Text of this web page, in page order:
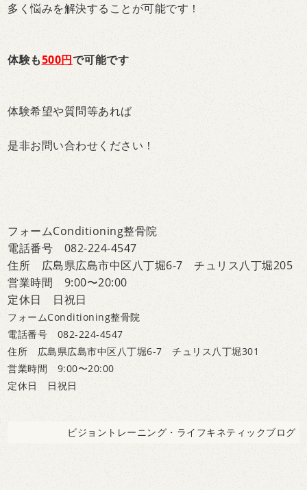
多く悩みを解決することが可能です！
体験も500円で可能です
体験希望や質問等あれば
是非お問い合わせください！
フォームConditioning整骨院
電話番号 082-224-4547
住所 広島県広島市中区八丁堀6-7 チュリス八丁堀205
営業時間 9:00〜20:00
定休日 日祝日
フォームConditioning整骨院
電話番号 082-224-4547
住所 広島県広島市中区八丁堀6-7 チュリス八丁堀301
営業時間 9:00〜20:00
定休日 日祝日
ビジョントレーニング・ライフキネティックブログ